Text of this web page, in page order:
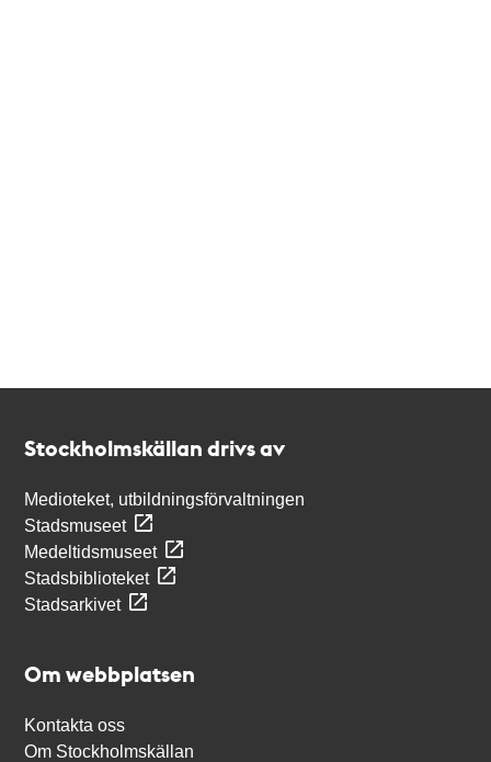
Stockholmskällan drivs av
Medioteket, utbildningsförvaltningen
Stadsmuseet
Medeltidsmuseet
Stadsbiblioteket
Stadsarkivet
Om webbplatsen
Kontakta oss
Om Stockholmskällan